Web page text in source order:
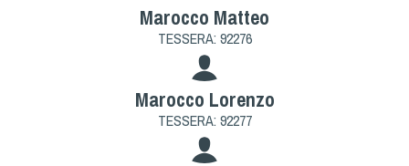
Marocco Matteo
TESSERA: 92276
Marocco Lorenzo
TESSERA: 92277